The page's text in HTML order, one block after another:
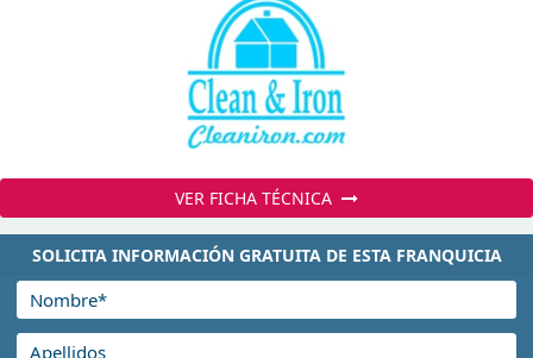
VER FICHA TÉCNICA
SOLICITA INFORMACIÓN GRATUITA DE ESTA FRANQUICIA